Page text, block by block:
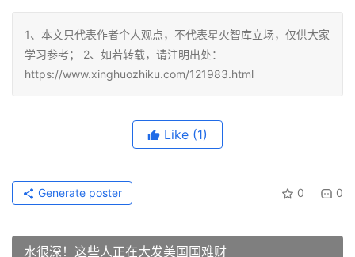
1、本文只代表作者个人观点，不代表星火智库立场，仅供大家
学习参考； 2、如若转载，请注明出处：
https://www.xinghuozhiku.com/121983.html
Like (1)
0 0
Generate poster
水很深！这些人正在大发美国国难财